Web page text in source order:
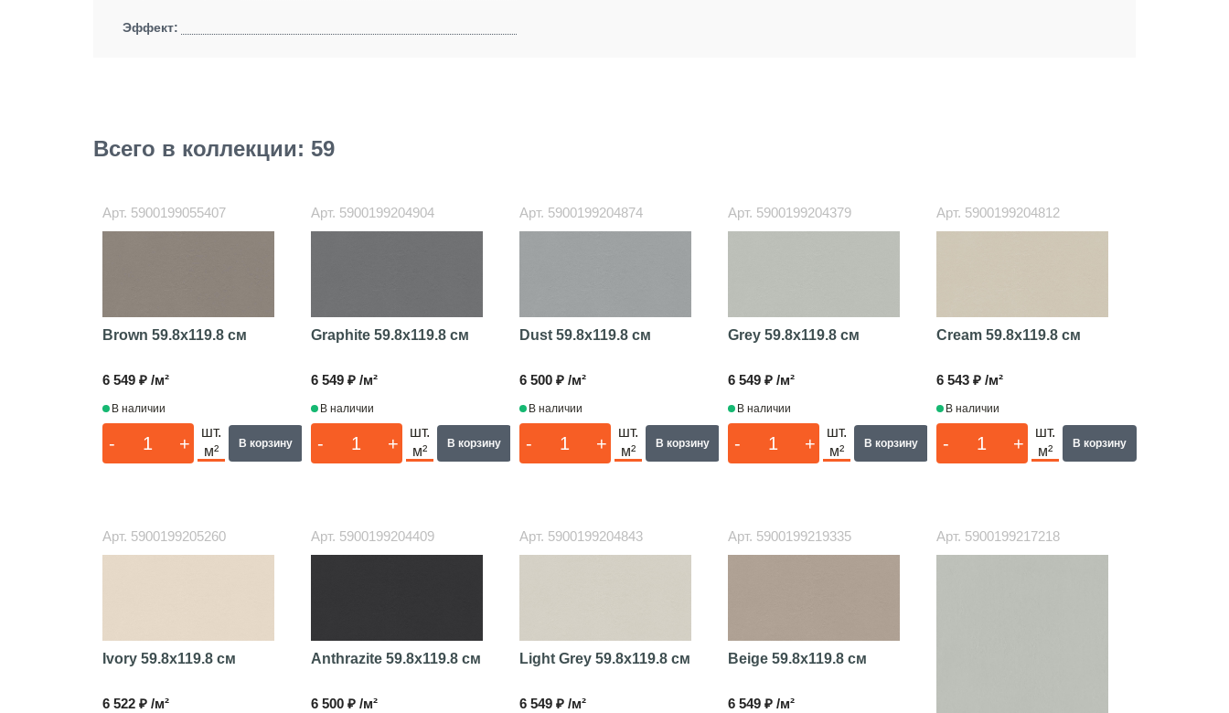
Эффект:
Всего в коллекции: 59
Арт. 5900199055407
Brown 59.8x119.8 см
6 549 ₽ /м²
В наличии
- +
шт.
м²
В корзину
Арт. 5900199204904
Graphite 59.8x119.8 см
6 549 ₽ /м²
В наличии
- +
шт.
м²
В корзину
Арт. 5900199204874
Dust 59.8x119.8 см
6 500 ₽ /м²
В наличии
- +
шт.
м²
В корзину
Арт. 5900199204379
Grey 59.8x119.8 см
6 549 ₽ /м²
В наличии
- +
шт.
м²
В корзину
Арт. 5900199204812
Cream 59.8x119.8 см
6 543 ₽ /м²
В наличии
- +
шт.
м²
В корзину
Арт. 5900199205260
Ivory 59.8x119.8 см
6 522 ₽ /м²
Арт. 5900199204409
Anthrazite 59.8x119.8 см
6 500 ₽ /м²
Арт. 5900199204843
Light Grey 59.8x119.8 см
6 549 ₽ /м²
Арт. 5900199219335
Beige 59.8x119.8 см
6 549 ₽ /м²
Арт. 5900199217218